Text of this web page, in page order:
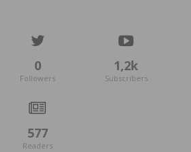
0
Followers
1,2k
Subscribers
577
Readers